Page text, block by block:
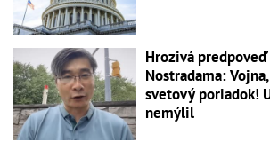
Hrozivá
Nostradama:
svetový poriadok!
nemýlil